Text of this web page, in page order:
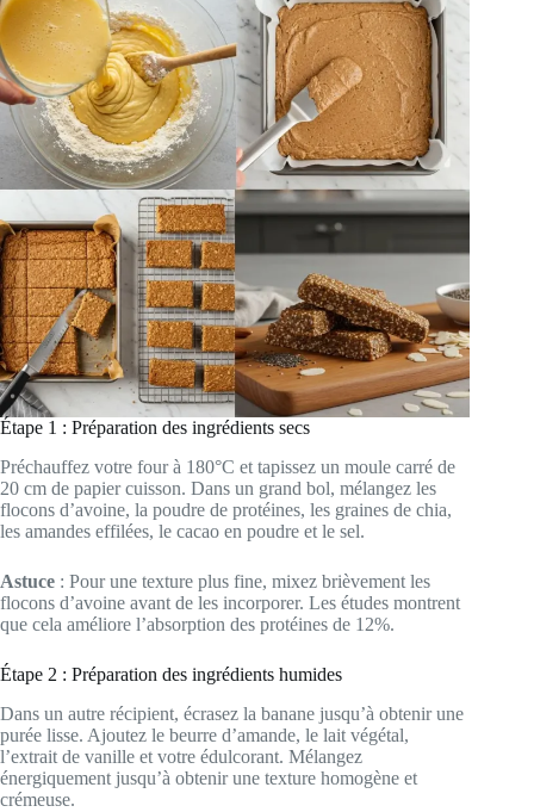
Étape 1 : Préparation des ingrédients secs
Préchauffez votre four à 180°C et tapissez un moule carré de
20 cm de papier cuisson. Dans un grand bol, mélangez les
flocons d’avoine, la poudre de protéines, les graines de chia,
les amandes effilées, le cacao en poudre et le sel.
Astuce : Pour une texture plus fine, mixez brièvement les
flocons d’avoine avant de les incorporer. Les études montrent
que cela améliore l’absorption des protéines de 12%.
Étape 2 : Préparation des ingrédients humides
Dans un autre récipient, écrasez la banane jusqu’à obtenir une
purée lisse. Ajoutez le beurre d’amande, le lait végétal,
l’extrait de vanille et votre édulcorant. Mélangez
énergiquement jusqu’à obtenir une texture homogène et
crémeuse.